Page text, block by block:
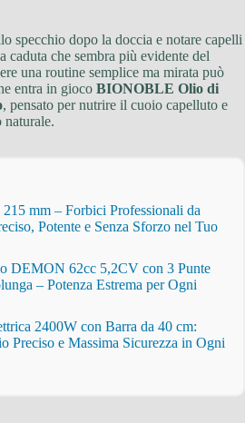
specchio dopo la doccia e notare capelli
caduta che sembra più evidente del
una routine semplice ma mirata può
entra in gioco BIONOBLE Olio di
, pensato per nutrire il cuoio capelluto e
naturale.
mm – Forbici Professionali da
Potente e Senza Sforzo nel Tuo
DEMON 62cc 5,2CV con 3 Punte
– Potenza Estrema per Ogni
2400W con Barra da 40 cm:
Preciso e Massima Sicurezza in Ogni